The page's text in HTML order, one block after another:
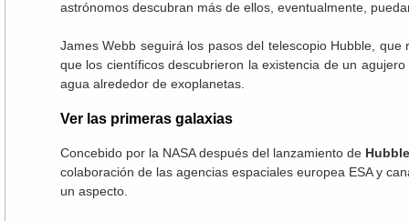
astrónomos descubran más de ellos, eventualmente,
James Webb seguirá los pasos del telescopio Hubble,
que los científicos descubrieron la existencia de un
agua alrededor de exoplanetas.
Ver las primeras galaxias
Concebido por la NASA después del lanzamiento de
colaboración de las agencias espaciales europea ESA y
un aspecto.